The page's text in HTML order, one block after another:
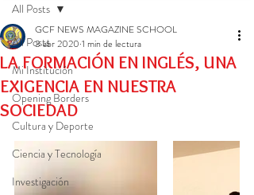
All Posts
Mi Institución
Opening Borders
Cultura y Deporte
Ciencia y Tecnología
Investigación
All Posts
LA FORMACIÓN EN INGLÉS, UNA
EXIGENCIA EN NUESTRA
SOCIEDAD
GCF NEWS MAGAZINE SCHOOL
3 abr 2020 1 min de lectura